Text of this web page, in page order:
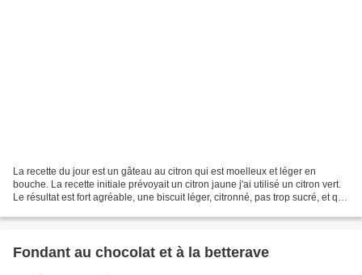
La recette du jour est un gâteau au citron qui est moelleux et léger en
bouche. La recette initiale prévoyait un citron jaune j'ai utilisé un citron vert.
Le résultat est fort agréable, une biscuit léger, citronné, pas trop sucré, et qui
Fondant au chocolat et à la betterave